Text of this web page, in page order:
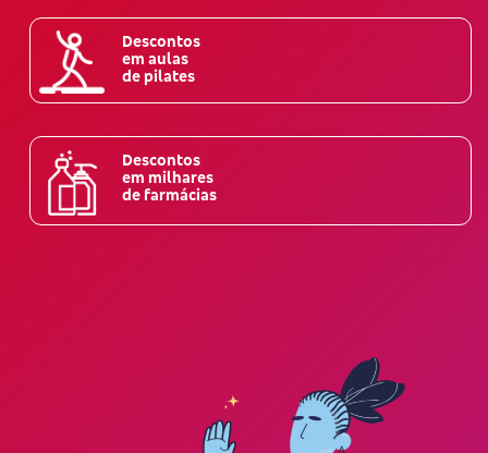
Descontos
em aulas
de pilates
Descontos
em milhares
de farmácias